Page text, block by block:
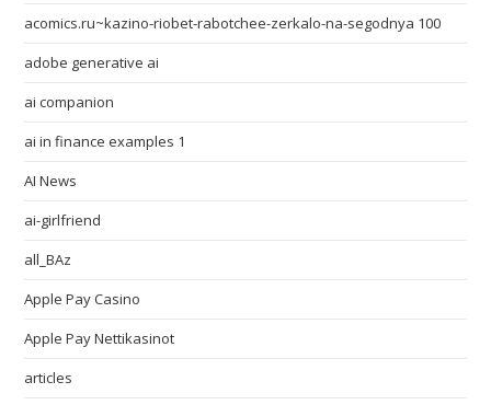
acomics.ru~kazino-riobet-rabotchee-zerkalo-na-segodnya 100
adobe generative ai
ai companion
ai in finance examples 1
AI News
ai-girlfriend
all_BAz
Apple Pay Casino
Apple Pay Nettikasinot
articles